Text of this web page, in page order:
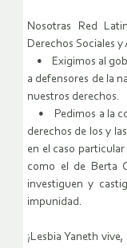
Nosotras Red
Derechos Sociales y
• Exigimos al
a defensores de la
nuestros derechos.
• Pedimos a la
derechos de los y
en el caso
como el de Berta
investiguen y
impunidad.
¡Lesbia Yaneth